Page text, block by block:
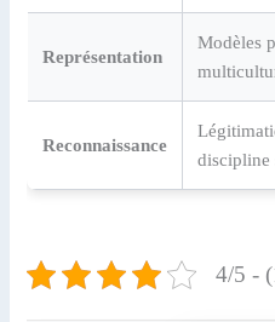
Représentation
Modèles
Reconnaissance
discipline
4/5 -